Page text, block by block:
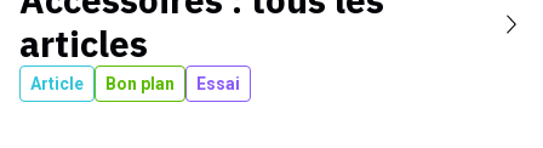
articles
Article Bon plan Essai